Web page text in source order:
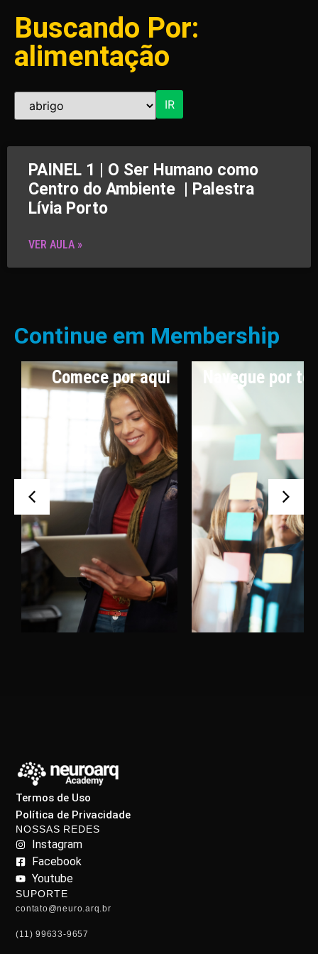
Buscando Por:
alimentação
IR
PAINEL 1 | O Ser Humano como
Centro do Ambiente | Palestra
Lívia Porto
VER AULA »
Continue em Membership
Comece por aqui Navegue por
Termos de Uso
Política de Privacidade
NOSSAS REDES
Instagram
Facebook
Youtube
SUPORTE
contato@neuro.arq.br
(11) 99633-9657